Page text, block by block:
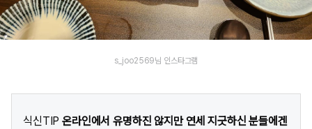
s_joo2569님 인스타그램
식신TIP 온라인에서 유명하진 않지만 연세 지긋하신 분들에겐